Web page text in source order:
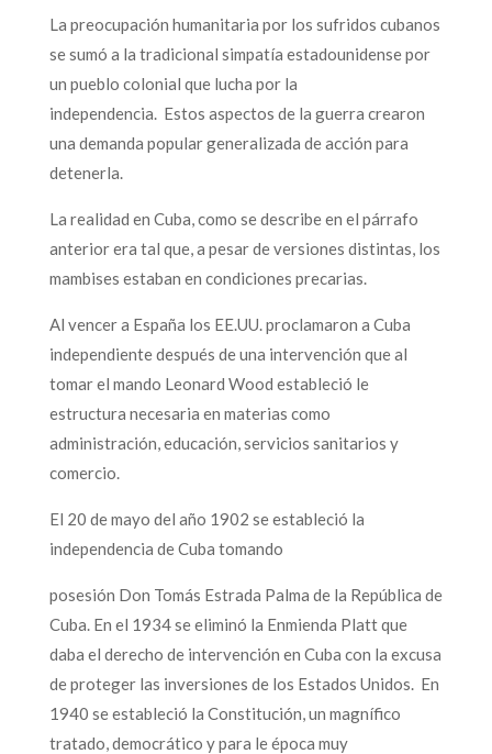
La preocupación humanitaria por los sufridos cubanos
se sumó a la tradicional simpatía estadounidense por
un pueblo colonial que lucha por la
independencia. Estos aspectos de la guerra crearon
una demanda popular generalizada de acción para
detenerla.
La realidad en Cuba, como se describe en el párrafo
anterior era tal que, a pesar de versiones distintas, los
mambises estaban en condiciones precarias.
Al vencer a España los EE.UU. proclamaron a Cuba
independiente después de una intervención que al
tomar el mando Leonard Wood estableció le
estructura necesaria en materias como
administración, educación, servicios sanitarios y
comercio.
El 20 de mayo del año 1902 se estableció la
independencia de Cuba tomando
posesión Don Tomás Estrada Palma de la República de
Cuba. En el 1934 se eliminó la Enmienda Platt que
daba el derecho de intervención en Cuba con la excusa
de proteger las inversiones de los Estados Unidos. En
1940 se estableció la Constitución, un magnífico
tratado, democrático y para le época muy